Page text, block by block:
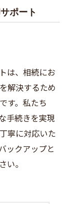
ポート
は、相続にお
解決するため
す。私たち
手続きを実現
寧に対応いた
ックアップと
い。